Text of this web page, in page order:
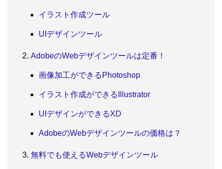
イラスト作成ツール
UIデザインツール
AdobeのWebデザインツールは定番！
画像加工ができるPhotoshop
イラスト作成ができるIllustrator
UIデザインができるXD
AdobeのWebデザインツールの価格は？
無料でも使えるWebデザインツール